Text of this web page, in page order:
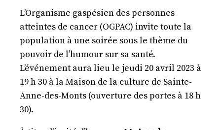
L’Organisme gaspésien des personnes
atteintes de cancer (OGPAC) invite toute la
population à une soirée sous le thème du
pouvoir de l’humour sur sa santé.
L’événement aura lieu le jeudi 20 avril 2023 à
19 h 30 à la Maison de la culture de Sainte-
Anne-des-Monts (ouverture des portes à 18 h
30).